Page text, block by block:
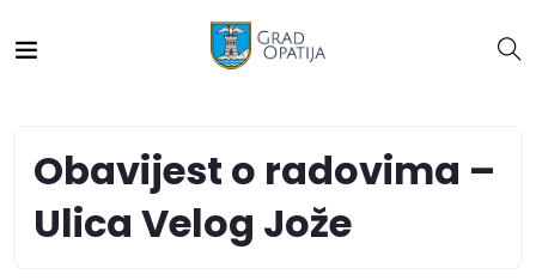
Obavijest o radovima –
Ulica Velog Jože